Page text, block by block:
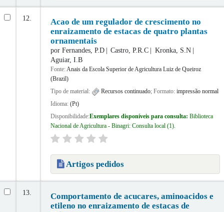
12.
Acao de um regulador de crescimento no
enraizamento de estacas de quatro plantas
ornamentais
por Fernandes, P.D Castro, P.R.C
Kronka, S.N
Aguiar, I.B
Fonte: Anais da Escola Superior de Agricultura Luiz de Queiroz
(Brazil)
Tipo de material:
Recursos continuado; Formato: impressão normal
Idioma: (Pt)
Disponibilidade:Exemplares disponíveis para consulta: Biblioteca
Nacional de Agricultura - Binagri: Consulta local (1).
Artigos pedidos
13.
Comportamento de acucares, aminoacidos e
etileno no enraizamento de estacas de